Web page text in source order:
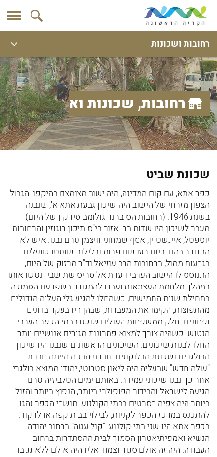
רחובות ושכונות
רחובות, שכונות ואתרים
שכונת שביט
כפר אתא, עם קום המדינה, היה ישוב מצומצם בהיקפו. הגבול
הצפון מזרחי של הישוב היה שיכון גבעת אתא א', שנבנה
בשנת 1946. (רחובות הס-ברנר-גולומב-סירקין של היום)
מעבר לשיכון היו שדות בר. אזור בי"ס תיכון רוגוזין והרחובות
יוספטל, איינשטיין, אסף שמחוני וויצמן טרם נבנו. איש לא
התגורר בהם. ביום רעו שם פרות ובלילות שוטטו שועלים.
בגבעות ממול, ברחובות הרב עוזיאל וד"ר מרזוק של היום,
התנוסס לו הישוב הערבי ווערת אל סריס שתושביו נטשו אותו
במהלך מלחמת העצמאות ועברו להתגורר בשפרעם הסמוכה.
בתחילת שנות החמישים, כשהחלו להגיע גלי העליה הגדולים
מהתפוצות, הקימו את המעברות, שבהן היו בעקר בדונים
ופחונים. חלק ממשפחות העולים שוכנו בבתי הכפר הערבי
הנטוש. כשהיה צורך למצוא פתרונות מגורים אנושיים יותר
החלו לבנות שיכונים. השיכונים הראשונים שנבנו היו שיכון
הבולגרים ושכונת הבלוקונים. חברת הבניה הייתה חברת
"עולה חדש" שבעליה היה ליאון סטרוטי, יהודי ממוצא בולגרי.
אחר כך נבנו שיכוני עמידר. באותם ימים הטלביזיה טרם
הגיעה לישראל והבידור הפופולרי ביותר, הנפוץ ביותר והזול
ביותר היה צפיה בסרטים בבתי הקולנוע. תושבי הכפר נהגו
להתכנס במרכז הכפר לקניות, לבילוי בבית קפה או לרקוד.
בכפר אתא היו שני בתי קולנוע: "קול עטה" ברחוב יהודה
הנשיא ואמפיתיאטרון הסמוך לבית ההסתדרות ברחוב
העבודה. היה זה אולם סגור וצמוד אליו היה אולם ללא גג בו